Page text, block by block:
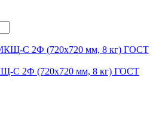
C 2Ф (720х720 мм, 8 кг) ГОСТ